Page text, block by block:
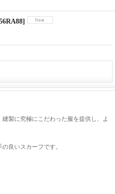
]
製に究極にこだわった服を提供し、よ
良いスカーフです。